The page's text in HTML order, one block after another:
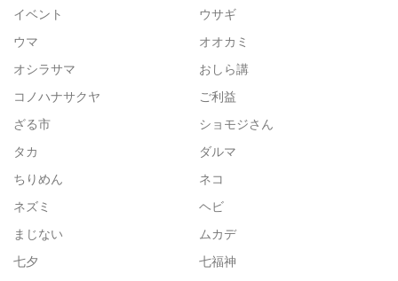
イベント
ウサギ
ウマ
オオカミ
オシラサマ
おしら講
コノハナサクヤ
ご利益
ざる市
ショモジさん
タカ
ダルマ
ちりめん
ネコ
ネズミ
ヘビ
まじない
ムカデ
七夕
七福神